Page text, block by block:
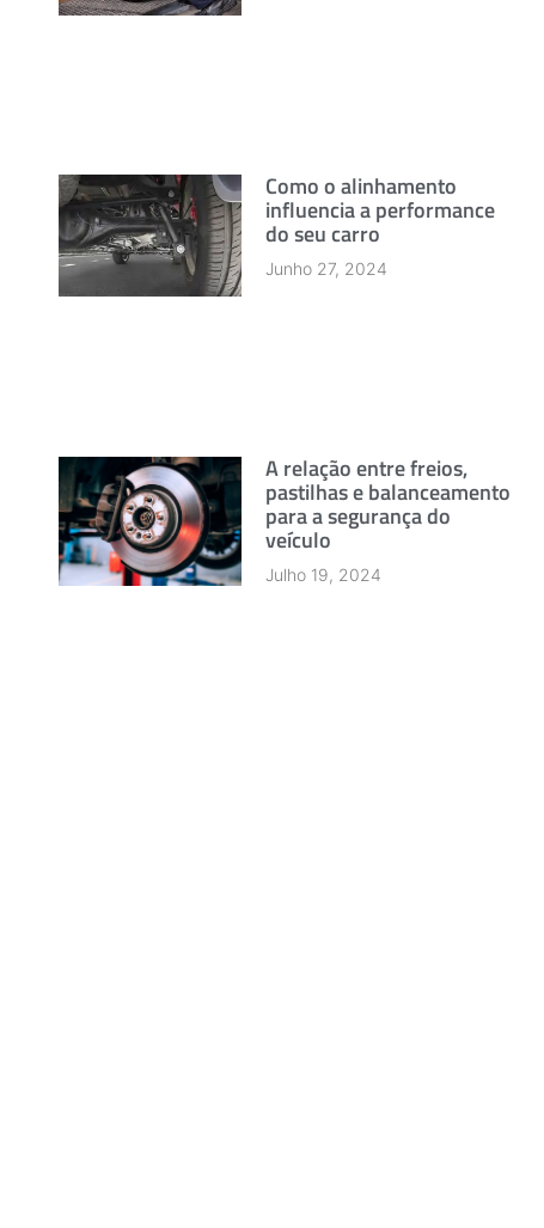
Como o alinhamento
influencia a performance
do seu carro
Junho 27, 2024
A relação entre freios,
pastilhas e balanceamento
para a segurança do
veículo
Julho 19, 2024